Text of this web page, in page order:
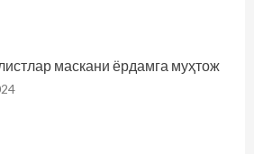
маскани ёрдамга муҳтож